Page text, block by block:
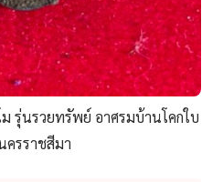
รุ่นรวยทรัพย์ อาศรมบ้านโคกใบ
ครราชสีมา